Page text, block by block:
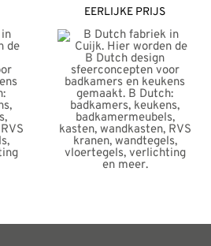
EERLIJKE PRIJS